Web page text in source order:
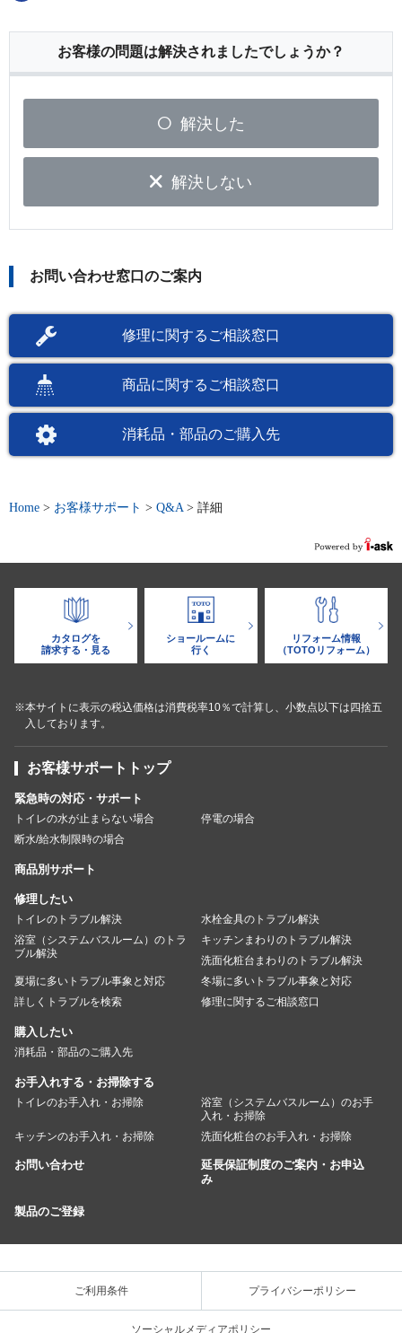
お客様の問題は解決されましたでしょうか？
解決した
解決しない
お問い合わせ窓口のご案内
修理に関するご相談窓口
商品に関するご相談窓口
消耗品・部品のご購入先
Home > お客様サポート > Q&A > 詳細
カタログを
請求する・見る
ショールームに
行く
リフォーム情報
（TOTOリフォーム）
※本サイトに表示の税込価格は消費税率10％で計算し、小数点以下は四捨五
入しております。
お客様サポートトップ
緊急時の対応・サポート
トイレの水が止まらない場合
停電の場合
断水/給水制限時の場合
商品別サポート
修理したい
トイレのトラブル解決
水栓金具のトラブル解決
浴室（システムバスルーム）のトラ
ブル解決
キッチンまわりのトラブル解決
洗面化粧台まわりのトラブル解決
夏場に多いトラブル事象と対応
冬場に多いトラブル事象と対応
詳しくトラブルを検索
修理に関するご相談窓口
購入したい
消耗品・部品のご購入先
お手入れする・お掃除する
トイレのお手入れ・お掃除
浴室（システムバスルーム）のお手
入れ・お掃除
キッチンのお手入れ・お掃除
洗面化粧台のお手入れ・お掃除
お問い合わせ
延長保証制度のご案内・お申込
み
製品のご登録
ご利用条件 プライバシーポリシー
ソーシャルメディアポリシー